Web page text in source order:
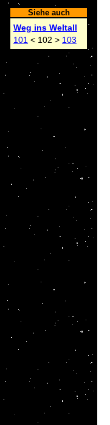
Siehe auch
Weg ins Weltall
101 < 102 > 103